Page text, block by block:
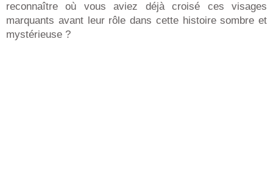
reconnaître où vous aviez déjà croisé ces visages
marquants avant leur rôle dans cette histoire sombre et
mystérieuse ?